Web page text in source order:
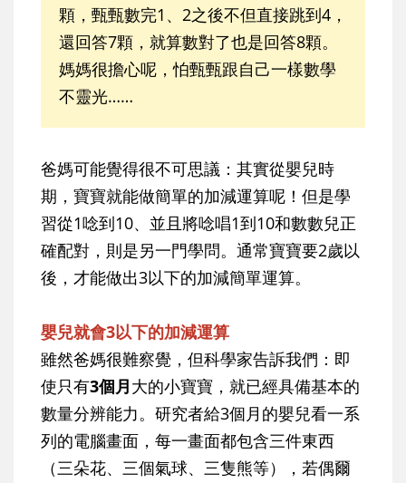
顆，甄甄數完1、2之後不但直接跳到4，
還回答7顆，就算數對了也是回答8顆。
媽媽很擔心呢，怕甄甄跟自己一樣數學
不靈光……
爸媽可能覺得很不可思議：其實從嬰兒時
期，寶寶就能做簡單的加減運算呢！但是學
習從1唸到10、並且將唸唱1到10和數數兒正
確配對，則是另一門學問。通常寶寶要2歲以
後，才能做出3以下的加減簡單運算。
嬰兒就會3以下的加減運算
雖然爸媽很難察覺，但科學家告訴我們：即
使只有3個月大的小寶寶，就已經具備基本的
數量分辨能力。研究者給3個月的嬰兒看一系
列的電腦畫面，每一畫面都包含三件東西
（三朵花、三個氣球、三隻熊等），若偶爾